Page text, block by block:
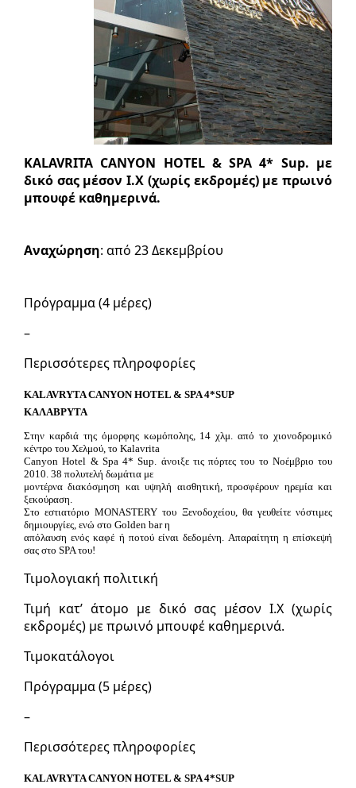
KALAVRITA CANYON HOTEL & SPA 4* Sup. με
δικό σας μέσον Ι.Χ (χωρίς εκδρομές) με πρωινό
μπουφέ καθημερινά.
Αναχώρηση: από 23 Δεκεμβρίου
Πρόγραμμα (4 μέρες)
–
Περισσότερες πληροφορίες
KALAVRYTA CANYON HOTEL & SPA 4*SUP
ΚΑΛΑΒΡΥΤΑ
Στην καρδιά της όμορφης κωμόπολης, 14 χλμ. από το χιονοδρομικό
κέντρο του Χελμού, το Kalavrita
Canyon Hotel & Spa 4* Sup. άνοιξε τις πόρτες του το Νοέμβριο του
2010. 38 πολυτελή δωμάτια με
μοντέρνα διακόσμηση και υψηλή αισθητική, προσφέρουν ηρεμία και
ξεκούραση.
Στο εστιατόριο MONASTERY του Ξενοδοχείου, θα γευθείτε νόστιμες
δημιουργίες, ενώ στο Golden bar η
απόλαυση ενός καφέ ή ποτού είναι δεδομένη. Απαραίτητη η επίσκεψή
σας στο SPA του!
Τιμολογιακή πολιτική
Τιμή κατ’ άτομο με δικό σας μέσον Ι.Χ (χωρίς
εκδρομές) με πρωινό μπουφέ καθημερινά.
Τιμοκατάλογοι
Πρόγραμμα (5 μέρες)
–
Περισσότερες πληροφορίες
KALAVRYTA CANYON HOTEL & SPA 4*SUP